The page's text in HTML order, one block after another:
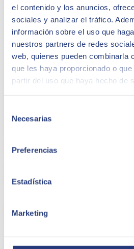
el contenido y los anuncios,
sociales y analizar el tráfico.
información sobre el uso que
nuestros partners de redes
web, quienes pueden combinarla
que les haya proporcionado o
partir del uso que haya hecho de
Necesarias
Preferencias
Estadística
Marketing
We participated in the 12th
We celebrate creativity and STEAM
technology, showcased their ingenuity.
innovative project, nurturing emerging
SEIDOR